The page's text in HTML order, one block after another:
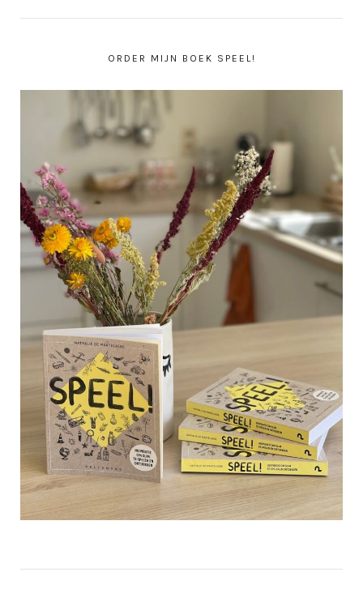
ORDER MIJN BOEK SPEEL!